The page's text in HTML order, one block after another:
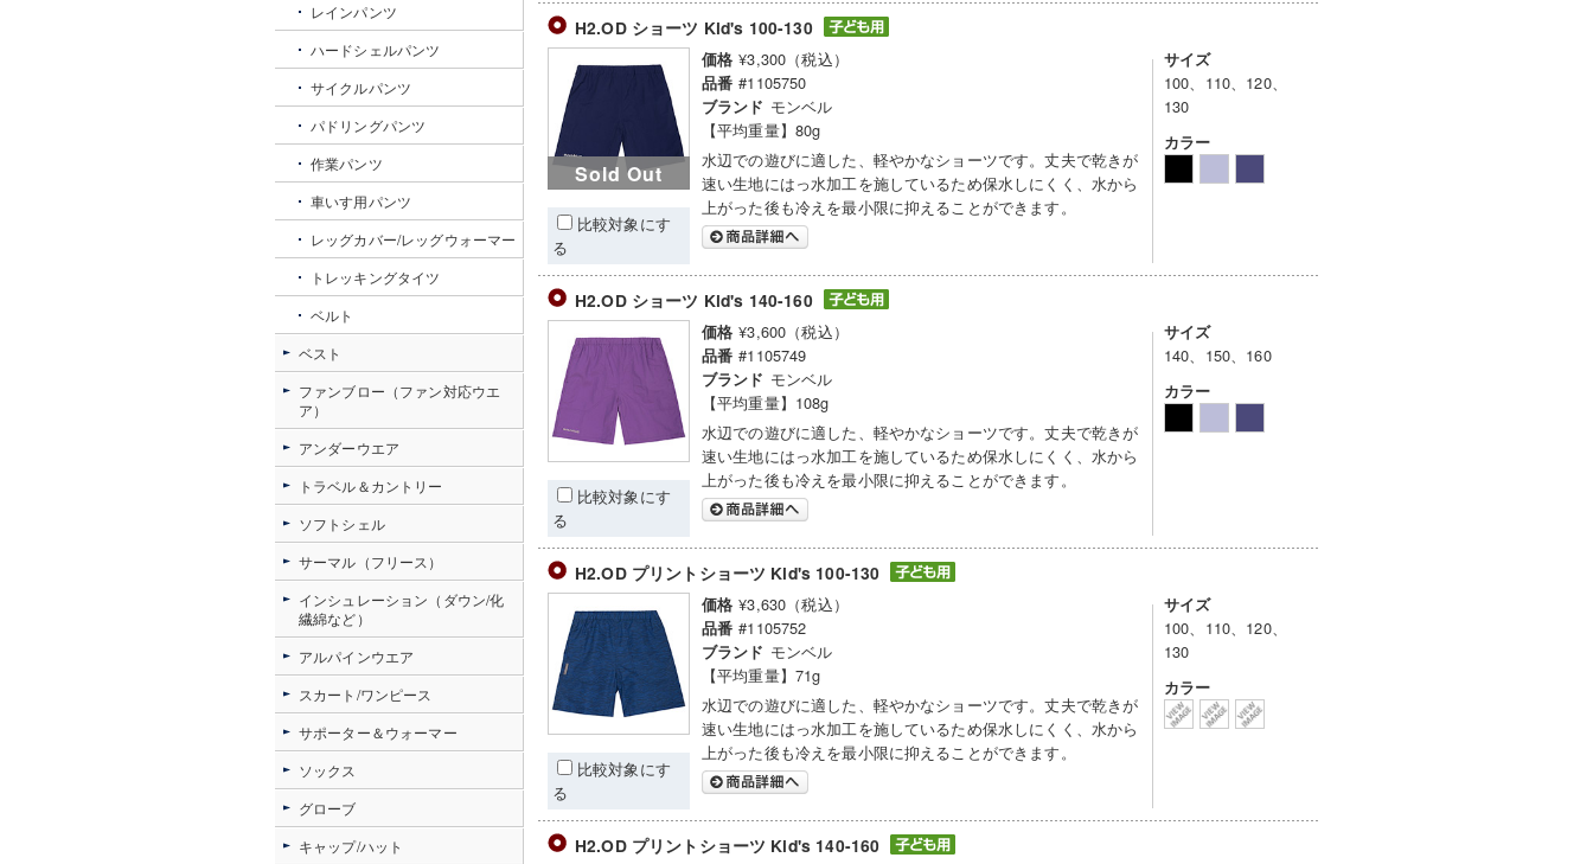
H2.OD ショーツ Kid's 100-130
Sold Out
比較対象にす
る
価格 ¥3,300（税込）
品番 #1105750
ブランド モンベル
【平均重量】80g
水辺での遊びに適した、軽やかなショーツです。丈夫で乾きが
速い生地にはっ水加工を施しているため保水しにくく、水から
上がった後も冷えを最小限に抑えることができます。
サイズ
100、110、120、
130
カラー
H2.OD ショーツ Kid's 140-160
比較対象にす
る
価格 ¥3,600（税込）
品番 #1105749
ブランド モンベル
【平均重量】108g
水辺での遊びに適した、軽やかなショーツです。丈夫で乾きが
速い生地にはっ水加工を施しているため保水しにくく、水から
上がった後も冷えを最小限に抑えることができます。
サイズ
140、150、160
カラー
H2.OD プリントショーツ Kid's 100-130
比較対象にす
る
価格 ¥3,630（税込）
品番 #1105752
ブランド モンベル
【平均重量】71g
水辺での遊びに適した、軽やかなショーツです。丈夫で乾きが
速い生地にはっ水加工を施しているため保水しにくく、水から
上がった後も冷えを最小限に抑えることができます。
サイズ
100、110、120、
130
カラー
H2.OD プリントショーツ Kid's 140-160
レインパンツ
ハードシェルパンツ
サイクルパンツ
パドリングパンツ
作業パンツ
車いす用パンツ
レッグカバー/レッグウォーマー
トレッキングタイツ
ベルト
ベスト
ファンブロー（ファン対応ウエ
ア）
アンダーウエア
トラベル＆カントリー
ソフトシェル
サーマル（フリース）
インシュレーション（ダウン/化
繊綿など）
アルパインウエア
スカート/ワンピース
サポーター＆ウォーマー
ソックス
グローブ
キャップ/ハット